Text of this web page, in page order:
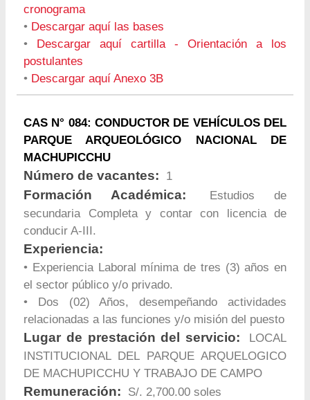
cronograma
• Descargar aquí las bases
•
Descargar aquí cartilla - Orientación a los
postulantes
• Descargar aquí Anexo 3B
CAS N° 084: CONDUCTOR DE VEHÍCULOS DEL
PARQUE ARQUEOLÓGICO NACIONAL DE
MACHUPICCHU
Número de vacantes: 1
Formación Académica:
Estudios de
secundaria Completa y contar con licencia de
conducir A-III.
Experiencia:
• Experiencia Laboral mínima de tres (3) años en
el sector público y/o privado.
• Dos (02) Años, desempeñando actividades
relacionadas a las funciones y/o misión del puesto
Lugar de prestación del servicio:
LOCAL
INSTITUCIONAL DEL PARQUE ARQUELOGICO
DE MACHUPICCHU Y TRABAJO DE CAMPO
Remuneración: S/. 2,700.00 soles